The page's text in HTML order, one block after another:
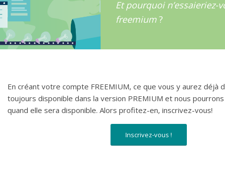
Et pourquoi n’essaieriez-
freemium ?
En créant votre compte FREEMIUM, ce que vous y aurez déjà
toujours disponible dans la version PREMIUM et nous
quand elle sera disponible. Alors profitez-en, inscrivez-vous!
Inscrivez-vous !